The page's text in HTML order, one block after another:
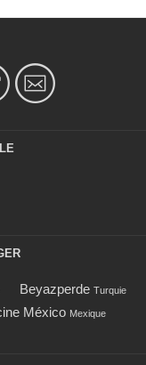
Beyazperde Turquie
México Mexique